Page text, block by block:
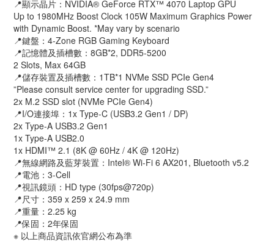
📍顯示晶片：NVIDIA® GeForce RTX™ 4070 Laptop GPU
Up to 1980MHz Boost Clock 105W Maximum Graphics Power
with Dynamic Boost. *May vary by scenario
📍鍵盤：4-Zone RGB Gaming Keyboard
📍記憶體及插槽數：8GB*2, DDR5-5200
2 Slots, Max 64GB
📍儲存裝置及插槽數：1TB*1 NVMe SSD PCIe Gen4
”Please consult service center for upgrading SSD.”
2x M.2 SSD slot (NVMe PCIe Gen4)
📍I/O連接埠：1x Type-C (USB3.2 Gen1 / DP)
2x Type-A USB3.2 Gen1
1x Type-A USB2.0
1x HDMI™ 2.1 (8K @ 60Hz / 4K @ 120Hz)
📍無線網路及藍芽裝置：Intel® Wi-Fi 6 AX201, Bluetooth v5.2
📍電池：3-Cell
📍視訊鏡頭：HD type (30fps@720p)
📍尺寸：359 x 259 x 24.9 mm
📍重量：2.25 kg
📍保固：2年保固
※ 以上商品資訊依官網公布為準